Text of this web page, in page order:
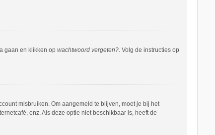
gaan en klikken op wachtwoord vergeten?. Volg de instructies op
misbruiken. Om aangemeld te blijven, moet je bij het
enz. Als deze optie niet beschikbaar is, heeft de